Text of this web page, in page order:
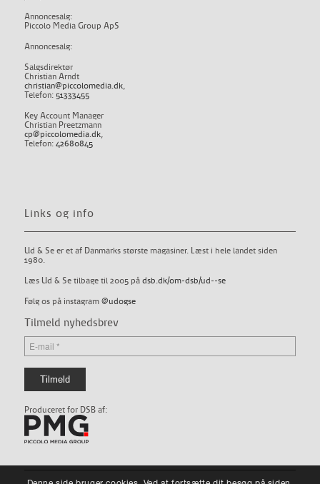
Annoncesalg:
Piccolo Media Group ApS
Annoncesalg:
Salgsdirektør
Christian Arndt
christian@piccolomedia.dk,
Telefon: 51333455
Key Account Manager
Christian Preetzmann
cp@piccolomedia.dk,
Telefon: 42680845
Links og info
Ud & Se er et af Danmarks største magasiner. Læst i hele landet siden
1980.
Læs Ud & Se tilbage til 2005 på dsb.dk/om-dsb/ud--se
Følg os på instagram @udogse
Tilmeld nyhedsbrev
Produceret for DSB af: